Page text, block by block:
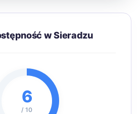
w Sieradzu
6
/ 10